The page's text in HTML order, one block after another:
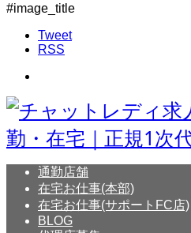
#image_title
Tweet
RSS
通勤店舗
在宅お仕事(本部)
在宅お仕事(サポートFC店)
BLOG